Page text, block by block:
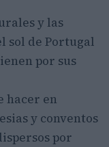
y las
sol de Portugal
por sus
hacer en
y conventos
por